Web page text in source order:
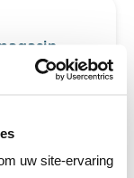
uw site-ervaring
votre
sur la